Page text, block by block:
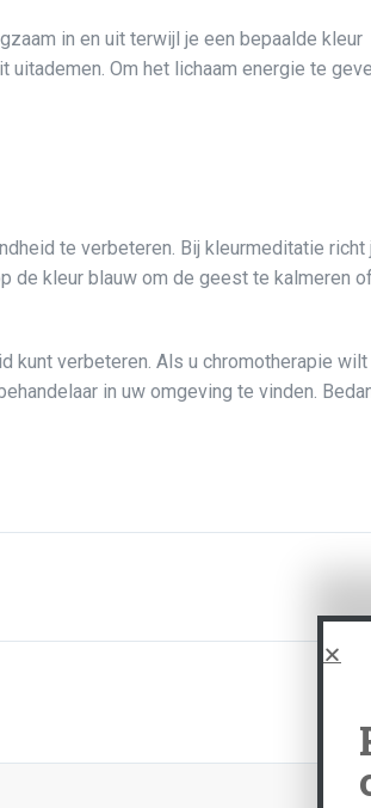
in en uit terwijl je een bepaalde kleur
Om het lichaam energie te
te verbeteren. Bij kleurmeditatie richt
de kleur blauw om de geest te kalmeren
kunt verbeteren. Als u chromotherapie wilt
in uw omgeving te vinden.